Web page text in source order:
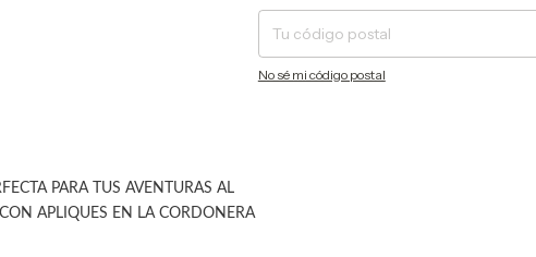
No sé mi código postal
PARA TUS AVENTURAS AL
APLIQUES EN LA CORDONERA